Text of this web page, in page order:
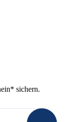
* sichern.